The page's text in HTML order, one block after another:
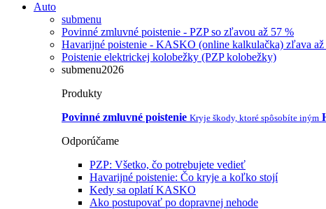
Auto
submenu
Povinné zmluvné poistenie - PZP so zľavou až 57 %
Havarijné poistenie - KASKO (online kalkulačka) zľava až
Poistenie elektrickej kolobežky (PZP kolobežky)
submenu2026
Produkty
Povinné zmluvné poistenie Kryje škody, ktoré spôsobíte iným
Odporúčame
PZP: Všetko, čo potrebujete vedieť
Havarijné poistenie: Čo kryje a koľko stojí
Kedy sa oplatí KASKO
Ako postupovať po dopravnej nehode